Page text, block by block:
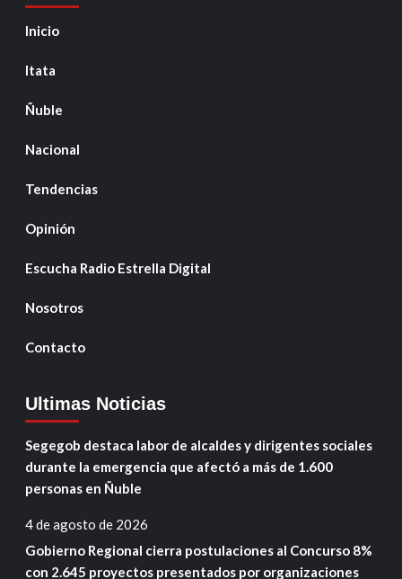
Inicio
Itata
Ñuble
Nacional
Tendencias
Opinión
Escucha Radio Estrella Digital
Nosotros
Contacto
Ultimas Noticias
Segegob destaca labor de alcaldes y dirigentes sociales
durante la emergencia que afectó a más de 1.600
personas en Ñuble
4 de agosto de 2026
Gobierno Regional cierra postulaciones al Concurso 8%
con 2.645 proyectos presentados por organizaciones